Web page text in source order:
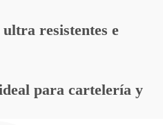
resistentes e
para cartelería y